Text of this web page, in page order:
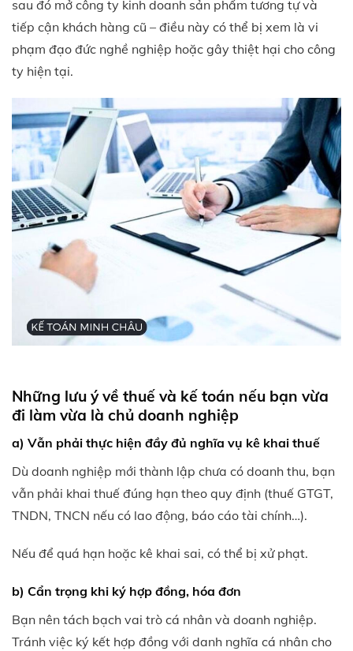
sau đó mở công ty kinh doanh sản phẩm tương tự và
tiếp cận khách hàng cũ – điều này có thể bị xem là vi
phạm đạo đức nghề nghiệp hoặc gây thiệt hại cho công
ty hiện tại.
Những lưu ý về thuế và kế toán nếu bạn vừa
đi làm vừa là chủ doanh nghiệp
a) Vẫn phải thực hiện đầy đủ nghĩa vụ kê khai thuế
Dù doanh nghiệp mới thành lập chưa có doanh thu, bạn
vẫn phải khai thuế đúng hạn theo quy định (thuế GTGT,
TNDN, TNCN nếu có lao động, báo cáo tài chính…).
Nếu để quá hạn hoặc kê khai sai, có thể bị xử phạt.
b) Cẩn trọng khi ký hợp đồng, hóa đơn
Bạn nên tách bạch vai trò cá nhân và doanh nghiệp.
Tránh việc ký kết hợp đồng với danh nghĩa cá nhân cho